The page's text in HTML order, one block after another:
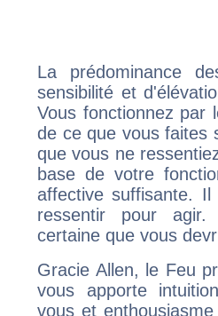
La prédominance
sensibilité et
Vous fonctionnez
de ce que vous faites
que vous ne
base de votre
affective suffisante.
ressentir pour agir.
certaine que vous
Gracie Allen, le Feu
vous apporte
vous et